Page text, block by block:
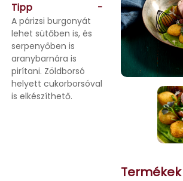
Tipp
-
A párizsi burgonyát
lehet sütőben is, és
serpenyőben is
aranybarnára is
pirítani. Zöldborsó
helyett cukorborsóval
is elkészíthető.
Termékek